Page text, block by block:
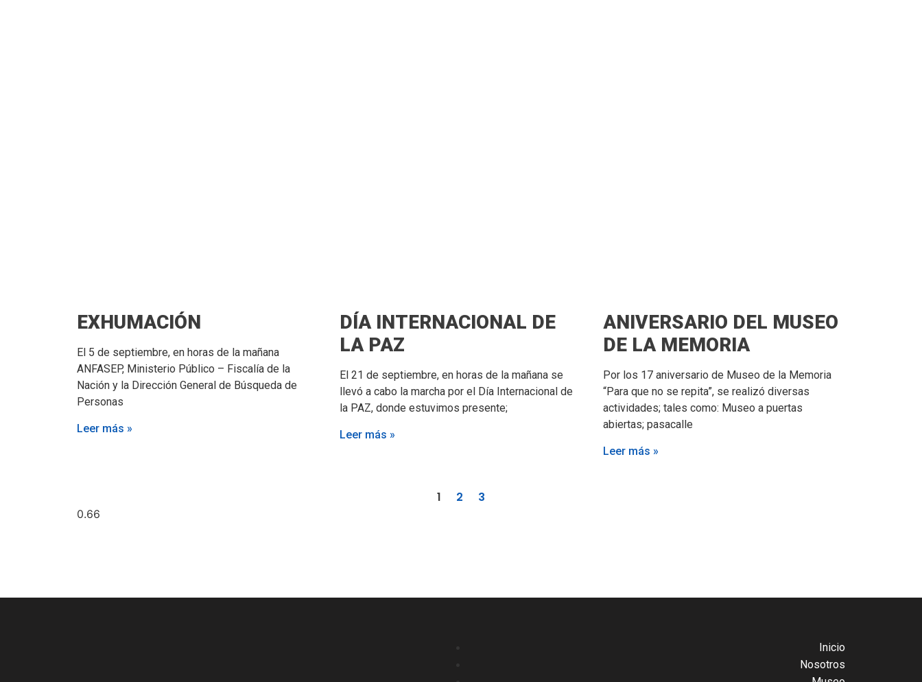
EXHUMACIÓN
El 5 de septiembre, en horas de la mañana
ANFASEP, Ministerio Público – Fiscalía de la
Nación y la Dirección General de Búsqueda de
Personas
Leer más »
DÍA INTERNACIONAL DE
LA PAZ
El 21 de septiembre, en horas de la mañana se
llevó a cabo la marcha por el Día Internacional de
la PAZ, donde estuvimos presente;
Leer más »
ANIVERSARIO DEL MUSEO
DE LA MEMORIA
Por los 17 aniversario de Museo de la Memoria
“Para que no se repita”, se realizó diversas
actividades; tales como: Museo a puertas
abiertas; pasacalle
Leer más »
1 2 3
Inicio
Nosotros